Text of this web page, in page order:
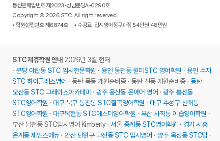
통신판매업번호 제2023-성남분당A-0290호
Copyright © 2026 STC. All right reserved.
▪ 학원설립번호 제6874호 ▪ 수강료 입시영어정규과정 54만원 48만원
STC 제휴학원 안내 2026년 3월 현재
· 분당 야탑동 STC 입시전문학원 · 용인 동천동 원더STC 영어학원 · 용인 수지
STC 하이클래스영어 · 동탄 목동 개원준비중 · 동탄 신동 개원준비중 · 동탄
오산동 STC 그레이스아카데미 · 광주 용산동 온에어 영어 · 광주 봉선동
STC영어학원 · 대구 북구 동천동 STC칠곡영어학원 · 대구 수성구 신매동
STC영어학원 · 대구복현동 STC에스더영어학원 · 부산 사직동 이습영어학원 ·
부산 남천동 STC입시영어 Kimberly · 서울 중계동 STC영어학원 · 경기 시흥
은계동 제임스에듀· 안산 단원구 고잔동 STC 입시영어 · 양주 옥정동 STC탑·